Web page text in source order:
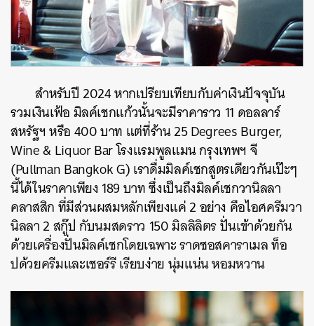
สำหรับปี 2024 หากเปรียบเทียบกับค่าเงินปัจจุบัน
รวมเงินเฟ้อ มิลค์เชกแก้วนั้นจะมีราคาราว 11 ดอลลาร์
สหรัฐฯ หรือ 400 บาท แต่ที่ร้าน 25 Degrees Burger,
Wine & Liquor Bar โรงแรมพูลแมน กรุงเทพฯ จี
(Pullman Bangkok G) เราดื่มมิลค์เชกสูตรเดียวกันเป๊ะๆ
นี้ได้ในราคาเพียง 189 บาท ซึ่งเป็นถึงมิลค์เชกวานิลลา
คลาสสิก ที่มีส่วนผสมหลักเพียงแค่ 2 อย่าง คือไอศครีมวา
นิลลา 2 สกู๊ป กับนมสดราว 150 มิลลิลิตร ปั่นเข้าด้วยกัน
ด้วยเครื่องปั่นมิลค์เชกโดยเฉพาะ ราดซอสคาราเมล ท็อ
ปด้วยครีมและเชอร์รี เรียบง่าย นุ่มแน่น หอมหวาน